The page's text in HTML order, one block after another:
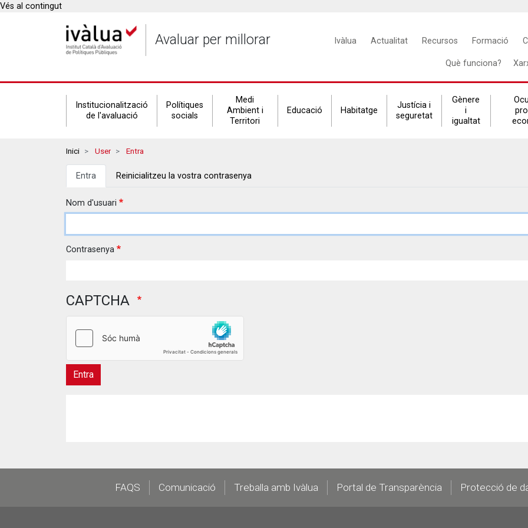
Vés al contingut
Avaluar per millorar
Main
Ivàlua Actualitat Recursos Formació
Què funciona?
Secondary
navigation
Institucionalització
de l'avaluació
Polítiques
socials
Medi
Ambient i
Territori
Educació Habitatge
Justícia i
seguretat
Gènere
i
igualtat
Breadcrumbs
Inici User Entra
Pestanyes
primàries
Entra Reinicialitzeu la vostra contrasenya
Nom d'usuari
Contrasenya
CAPTCHA
FooterFAQS Comunicació Treballa amb Ivàlua Portal de Transparència Protecció de